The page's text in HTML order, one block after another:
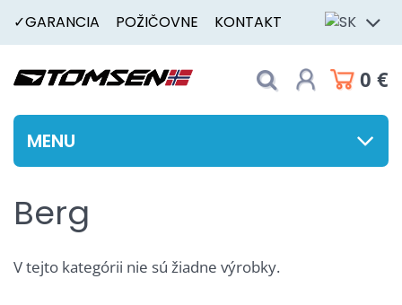
✓GARANCIA POŽIČOVNE KONTAKT
0 €
MENU
Berg
V tejto kategórii nie sú žiadne výrobky.